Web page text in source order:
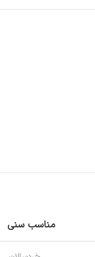
مناسب سنی